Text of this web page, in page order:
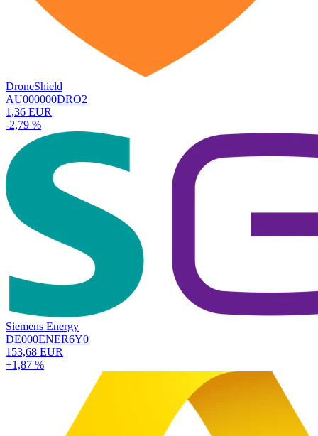
DroneShield
AU000000DRO2
1,36 EUR
-2,79 %
Siemens Energy
DE000ENER6Y0
153,68 EUR
+1,87 %